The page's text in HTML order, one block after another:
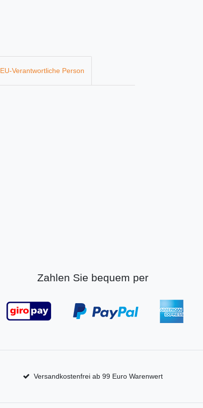
EU-Verantwortliche Person
Zahlen Sie bequem per
Versandkostenfrei ab 99 Euro Warenwert